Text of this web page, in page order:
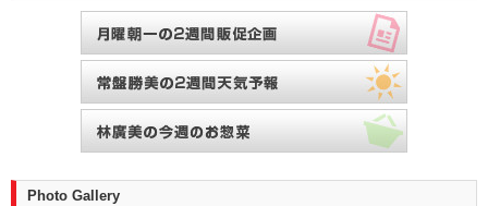
Photo Gallery